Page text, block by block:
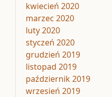
kwiecień 2020
marzec 2020
luty 2020
styczeń 2020
grudzień 2019
listopad 2019
październik 2019
wrzesień 2019